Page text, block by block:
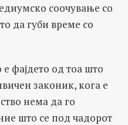
соочување со
да губи време со
фајдето од тоа што
законик, кога е
нема да го
што се под чадорот